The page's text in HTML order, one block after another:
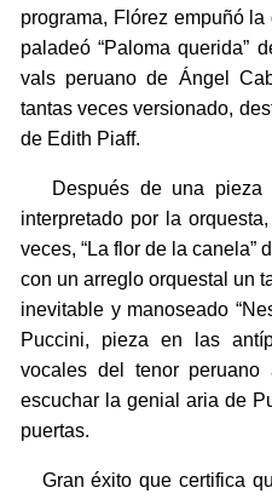
programa, Flórez empuñó
paladeó “Paloma querida”
vals peruano de Ángel
tantas veces versionado,
de Edith Piaff.
Después de una pieza
interpretado por la
veces, “La flor de la canela”
con un arreglo orquestal un
inevitable y manoseado
Puccini, pieza en las
vocales del tenor
escuchar la genial aria de
puertas.
Gran éxito que certifica